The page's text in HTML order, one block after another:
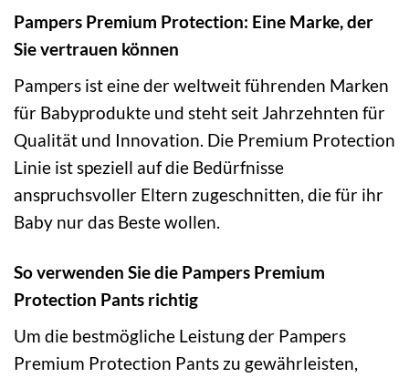
Pampers Premium Protection: Eine Marke, der
Sie vertrauen können
Pampers ist eine der weltweit führenden Marken
für Babyprodukte und steht seit Jahrzehnten für
Qualität und Innovation. Die Premium Protection
Linie ist speziell auf die Bedürfnisse
anspruchsvoller Eltern zugeschnitten, die für ihr
Baby nur das Beste wollen.
So verwenden Sie die Pampers Premium
Protection Pants richtig
Um die bestmögliche Leistung der Pampers
Premium Protection Pants zu gewährleisten,